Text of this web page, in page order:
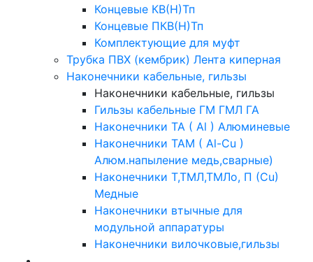
Концевые КВ(Н)Тп
Концевые ПКВ(Н)Тп
Комплектующие для муфт
Трубка ПВХ (кембрик) Лента киперная
Наконечники кабельные, гильзы
Наконечники кабельные, гильзы
Гильзы кабельные ГМ ГМЛ ГА
Наконечники ТА ( Al ) Алюминевые
Наконечники ТАМ ( Al-Cu )
Алюм.напыление медь,сварные)
Наконечники Т,ТМЛ,ТМЛо, П (Cu)
Медные
Наконечники втычные для
модульной аппаратуры
Наконечники вилочковые,гильзы